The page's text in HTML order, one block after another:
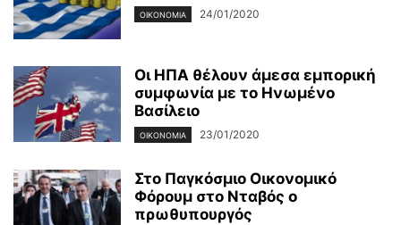
ΟΙΚΟΝΟΜΊΑ 24/01/2020
Οι ΗΠΑ θέλουν άμεσα εμπορική
συμφωνία με το Ηνωμένο
Βασίλειο
ΟΙΚΟΝΟΜΊΑ 23/01/2020
Στο Παγκόσμιο Οικονομικό
Φόρουμ στο Νταβός ο
πρωθυπουργός